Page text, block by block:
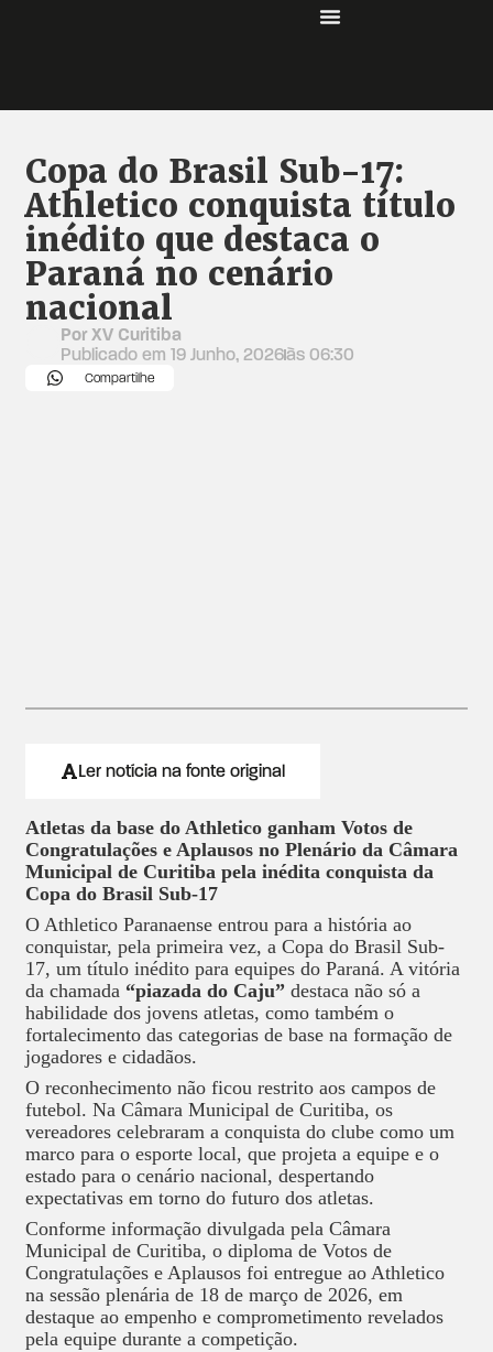
Copa do Brasil Sub-17:
Athletico conquista título
inédito que destaca o
Paraná no cenário
nacional
Por XV Curitiba
Publicado em 19 Junho, 2026às 06:30
Compartilhe
Ler notícia na fonte original
Atletas da base do Athletico ganham Votos de
Congratulações e Aplausos no Plenário da Câmara
Municipal de Curitiba pela inédita conquista da
Copa do Brasil Sub-17
O Athletico Paranaense entrou para a história ao
conquistar, pela primeira vez, a Copa do Brasil Sub-
17, um título inédito para equipes do Paraná. A vitória
da chamada “piazada do Caju” destaca não só a
habilidade dos jovens atletas, como também o
fortalecimento das categorias de base na formação de
jogadores e cidadãos.
O reconhecimento não ficou restrito aos campos de
futebol. Na Câmara Municipal de Curitiba, os
vereadores celebraram a conquista do clube como um
marco para o esporte local, que projeta a equipe e o
estado para o cenário nacional, despertando
expectativas em torno do futuro dos atletas.
Conforme informação divulgada pela Câmara
Municipal de Curitiba, o diploma de Votos de
Congratulações e Aplausos foi entregue ao Athletico
na sessão plenária de 18 de março de 2026, em
destaque ao empenho e comprometimento revelados
pela equipe durante a competição.